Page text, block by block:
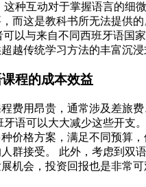
这种互动对于掌握语言的细
而这是教科书所无法提供的
可以与来自不同西班牙语国
越传统学习方法的丰富沉浸
程的成本效益
费用昂贵，通常涉及差旅
语可以大大减少这些开支
价格方案，满足不同预算
群接受。 此外，考虑到双
机会，投资回报也是非常可